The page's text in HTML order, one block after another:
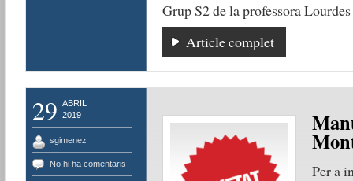
Grup S2 de la professora Lourdes
Article complet
29 ABRIL
2019
sgimenez
No hi ha comentaris
Per a